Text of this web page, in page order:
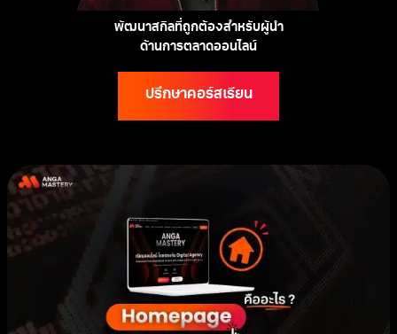
พัฒนาสกิลที่ถูกต้องสำหรับผู้นำ
ด้านการตลาดออนไลน์
ปรึกษาคอร์สเรียน